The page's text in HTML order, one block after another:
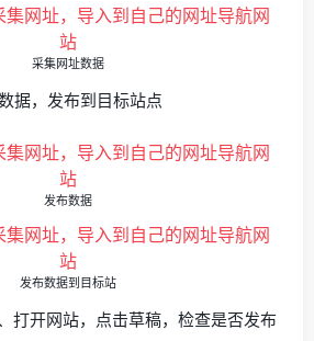
采集网址数据
据，发布到目标站点
发布数据
发布数据到目标站
打开网站，点击草稿，检查是否发布